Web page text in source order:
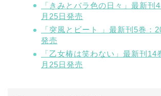
「きみとバラ色の日々」最新刊
月25日発売
「突風とビート 」最新刊5巻：
発売
「乙女椿は笑わない」最新刊14
月25日発売